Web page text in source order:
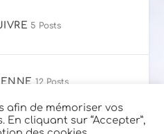
5 Posts
12 Posts
afin de mémoriser vos
En cliquant sur “Accepter”,